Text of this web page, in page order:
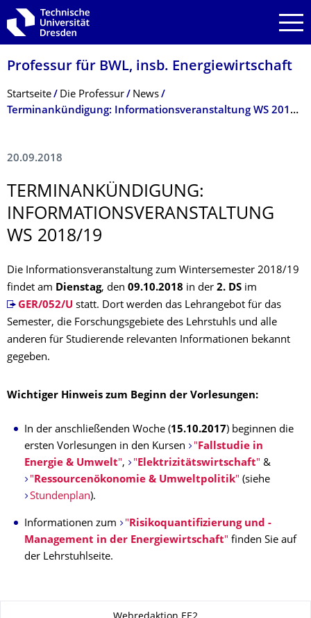
Zur Hauptnavigation springen
Zur Suche springen
Zum Inhalt springen
Professur für BWL, insb. Energiewirtschaft
Breadcrumb-Menü
Startseite Die Professur
News
Terminankündigung: Informationsveran­staltung WS 2018/19
20.09.2018
TERMINANKÜNDI­GUNG:
INFORMATIONS­VERAN­STALTUNG
WS 2018/19
Die Informationsveranstaltung zum Wintersemester 2018/19
findet am Dienstag, den 09.10.2018 in der 2. DS im
GER/052/U statt. Dort werden das Lehrangebot für das
Semester, die Forschungsgebiete des Lehrstuhls und alle
anderen für Studierende relevanten Informationen bekannt
gegeben.
Wichtiger Hinweis zum Beginn der Vorlesungen:
In der anschließenden Woche (15.10.2017) beginnen die
ersten Vorlesungen in den Kursen
"Fallstudie in
Energie & Umwelt", "Elektrizitätswirtschaft" &
"Ressourcenökonomie & Umweltpolitik" (siehe
Stundenplan).
Informationen zum "Risikoquantifizierung und -
Management in der Energiewirtschaft" finden Sie auf
der Lehrstuhlseite.